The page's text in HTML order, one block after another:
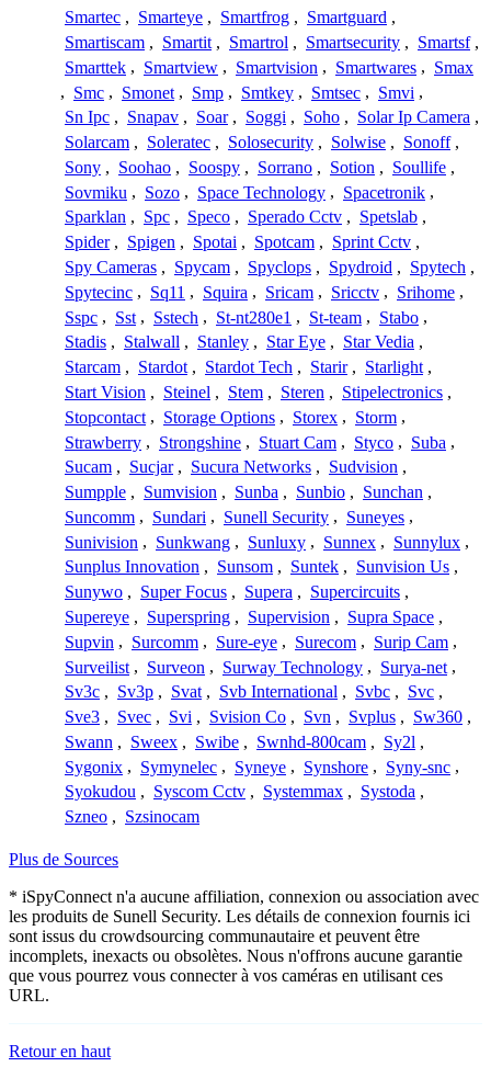
Smartec , Smarteye , Smartfrog , Smartguard ,
Smartiscam , Smartit , Smartrol , Smartsecurity , Smartsf ,
Smarttek , Smartview , Smartvision , Smartwares , Smax
, Smc , Smonet , Smp , Smtkey , Smtsec , Smvi ,
Sn Ipc , Snapav , Soar , Soggi , Soho , Solar Ip Camera ,
Solarcam , Soleratec , Solosecurity , Solwise , Sonoff ,
Sony , Soohao , Soospy , Sorrano , Sotion , Soullife ,
Sovmiku , Sozo , Space Technology , Spacetronik ,
Sparklan , Spc , Speco , Sperado Cctv , Spetslab ,
Spider , Spigen , Spotai , Spotcam , Sprint Cctv ,
Spy Cameras , Spycam , Spyclops , Spydroid , Spytech ,
Spytecinc , Sq11 , Squira , Sricam , Sricctv , Srihome ,
Sspc , Sst , Sstech , St-nt280e1 , St-team , Stabo ,
Stadis , Stalwall , Stanley , Star Eye , Star Vedia ,
Starcam , Stardot , Stardot Tech , Starir , Starlight ,
Start Vision , Steinel , Stem , Steren , Stipelectronics ,
Stopcontact , Storage Options , Storex , Storm ,
Strawberry , Strongshine , Stuart Cam , Styco , Suba ,
Sucam , Sucjar , Sucura Networks , Sudvision ,
Sumpple , Sumvision , Sunba , Sunbio , Sunchan ,
Suncomm , Sundari , Sunell Security , Suneyes ,
Sunivision , Sunkwang , Sunluxy , Sunnex , Sunnylux ,
Sunplus Innovation , Sunsom , Suntek , Sunvision Us ,
Sunywo , Super Focus , Supera , Supercircuits ,
Supereye , Superspring , Supervision , Supra Space ,
Supvin , Surcomm , Sure-eye , Surecom , Surip Cam ,
Surveilist , Surveon , Surway Technology , Surya-net ,
Sv3c , Sv3p , Svat , Svb International , Svbc , Svc ,
Sve3 , Svec , Svi , Svision Co , Svn , Svplus , Sw360 ,
Swann , Sweex , Swibe , Swnhd-800cam , Sy2l ,
Sygonix , Symynelec , Syneye , Synshore , Syny-snc ,
Syokudou , Syscom Cctv , Systemmax , Systoda ,
Szneo , Szsinocam
Plus de Sources
* iSpyConnect n'a aucune affiliation, connexion ou association avec
les produits de Sunell Security. Les détails de connexion fournis ici
sont issus du crowdsourcing communautaire et peuvent être
incomplets, inexacts ou obsolètes. Nous n'offrons aucune garantie
que vous pourrez vous connecter à vos caméras en utilisant ces
URL.
Retour en haut